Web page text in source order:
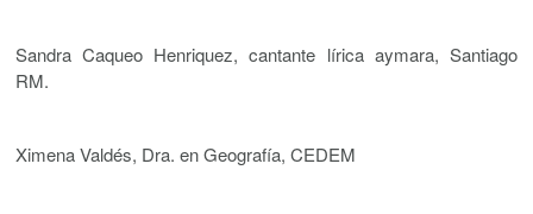
Sandra Caqueo Henriquez, cantante lírica aymara, Santiago
RM.
Ximena Valdés, Dra. en Geografía, CEDEM